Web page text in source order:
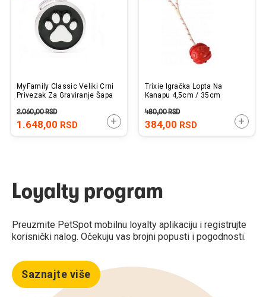
MyFamily Classic Veliki Crni
Privezak Za Graviranje Šapa
1.648,00 RSD
2.060,00RSD
DODAJTE U KORPU
Trixie Igračka Lopta Na
Kanapu 4,5cm / 35cm
384,00 RSD
480,00RSD
Loyalty program
Preuzmite PetSpot mobilnu loyalty aplikaciju i registrujte
korisnički nalog. Očekuju vas brojni popusti i pogodnosti.
Saznajte više